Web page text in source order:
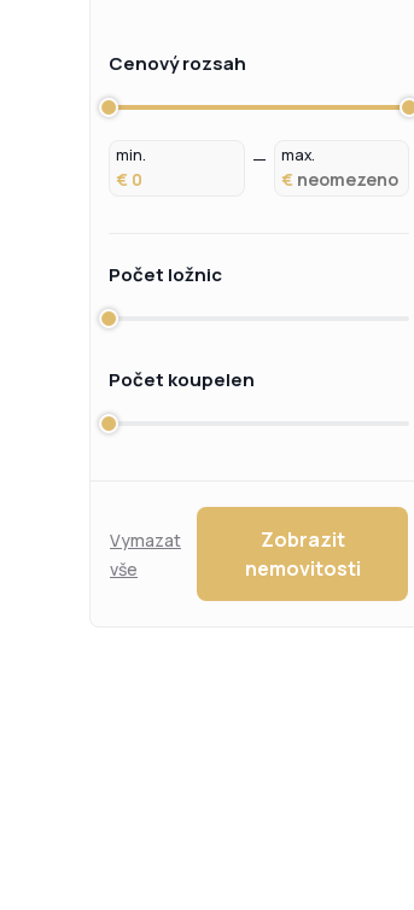
Cenový rozsah
min.
€
max.
€
Počet ložnic
Počet koupelen
Vymazat
vše
Zobrazit
nemovitosti